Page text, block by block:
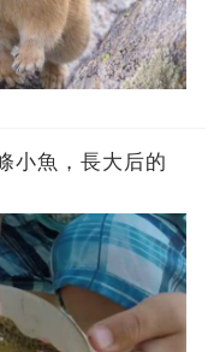
小魚，長大后的